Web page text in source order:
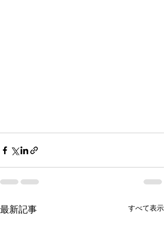
最新記事 すべて表示